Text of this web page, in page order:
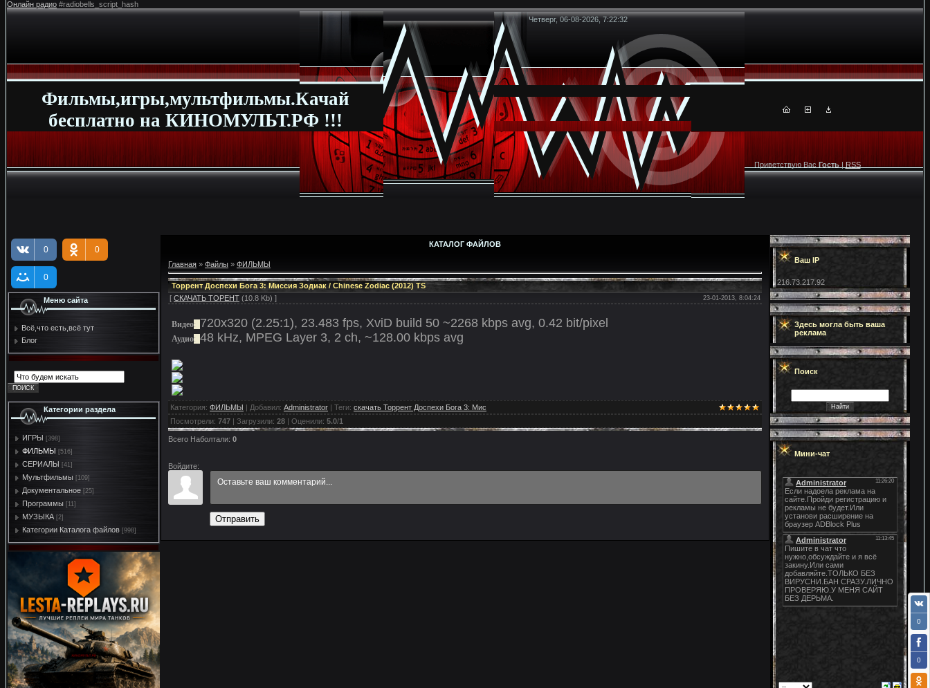
Онлайн радио #radiobells_script_hash
Четверг, 06-08-2026, 7:22:32
Фильмы,игры,мультфильмы.Качай
бесплатно на КИНОМУЛЬТ.РФ !!!
Приветствую Вас Гость| RSS
0 0
0
Меню сайта
Всё,что есть,всё тут
Блог
Категории раздела
ИГРЫ [398]
ФИЛЬМЫ [516]
СЕРИАЛЫ [41]
Мультфильмы [109]
Документальное [25]
Программы [11]
МУЗЫКА [2]
Категории Каталога файлов [998]
КАТАЛОГ ФАЙЛОВ
Главная » Файлы » ФИЛЬМЫ
Торрент Доспехи Бога 3: Миссия Зодиак / Chinese Zodiac (2012) TS
[ СКАЧАТЬ ТОРЕНТ (10.8 Kb) ] 23-01-2013, 8:04:24
Видео: 720x320 (2.25:1), 23.483 fps, XviD build 50 ~2268 kbps avg, 0.42 bit/pixel
Аудио: 48 kHz, MPEG Layer 3, 2 ch, ~128.00 kbps avg
Категория: ФИЛЬМЫ | Добавил: Administrator | Теги: скачать Торрент Доспехи Бога 3: Мис
Посмотрели: 747 | Загрузили: 28 | Оценили: 5.0/1
Всего Наболтали: 0
Войдите:
Отправить
Ваш IP
216.73.217.92
Здесь могла быть ваша
реклама
Поиск
Мини-чат
0
0